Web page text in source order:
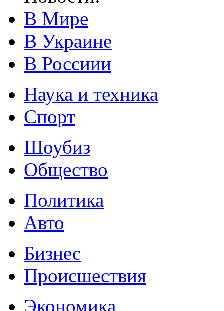
В Мире
В Украине
В Россиии
Наука и техника
Спорт
Шоубиз
Общество
Политика
Авто
Бизнес
Происшествия
Экономика